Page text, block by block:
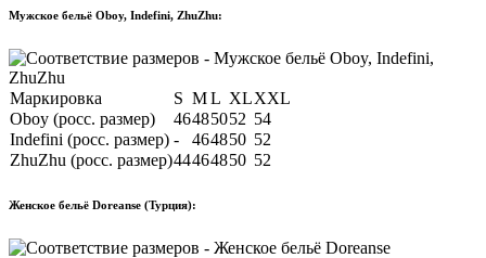
Мужское бельё Oboy, Indefini, ZhuZhu:
Маркировка S ML XLXXL
Oboy (росс. размер)
46485052 54
Indefini (росс. размер) - 464850 52
ZhuZhu (росс. размер)44464850 52
Женское бельё Doreanse (Турция):